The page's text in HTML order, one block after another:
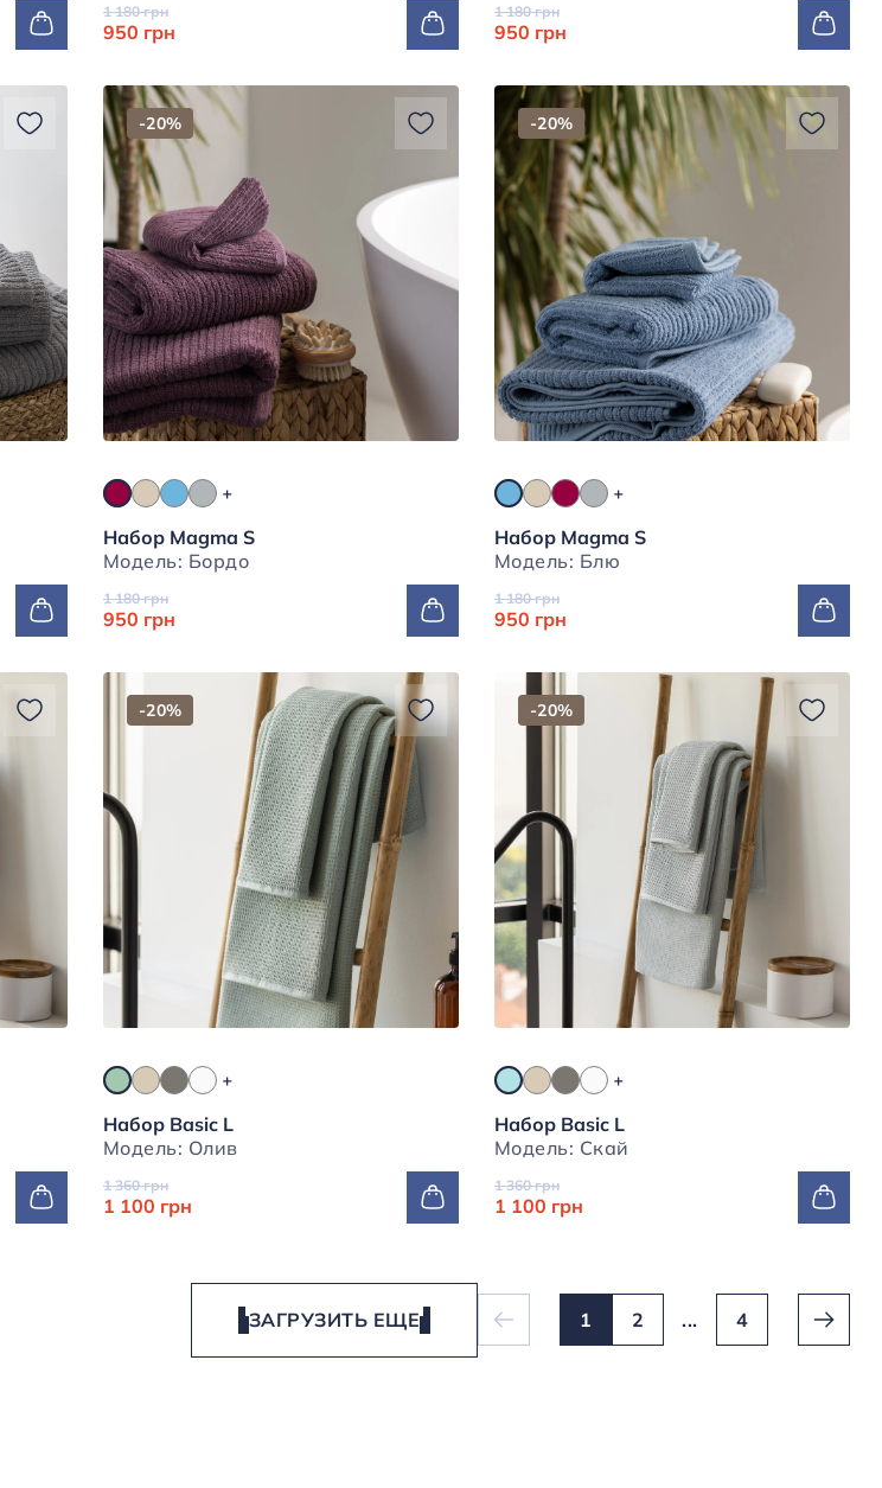
1 180 грн
950 грн
1 180 грн
950 грн
-20%
Набор Magma S
Модель: Бордо
1 180 грн
950 грн
-20%
Набор Magma S
Модель: Блю
1 180 грн
950 грн
-20%
Набор Basic L
Модель: Олив
1 360 грн
1 100 грн
-20%
Набор Basic L
Модель: Скай
1 360 грн
1 100 грн
ЗАГРУЗИТЬ ЕЩЕ 1 2 ... 4